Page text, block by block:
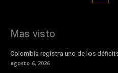
Mas visto
Colombia registra uno de los
agosto 6, 2026